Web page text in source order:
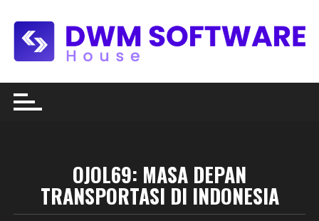
content
OJOL69: MASA DEPAN
TRANSPORTASI DI INDONESIA